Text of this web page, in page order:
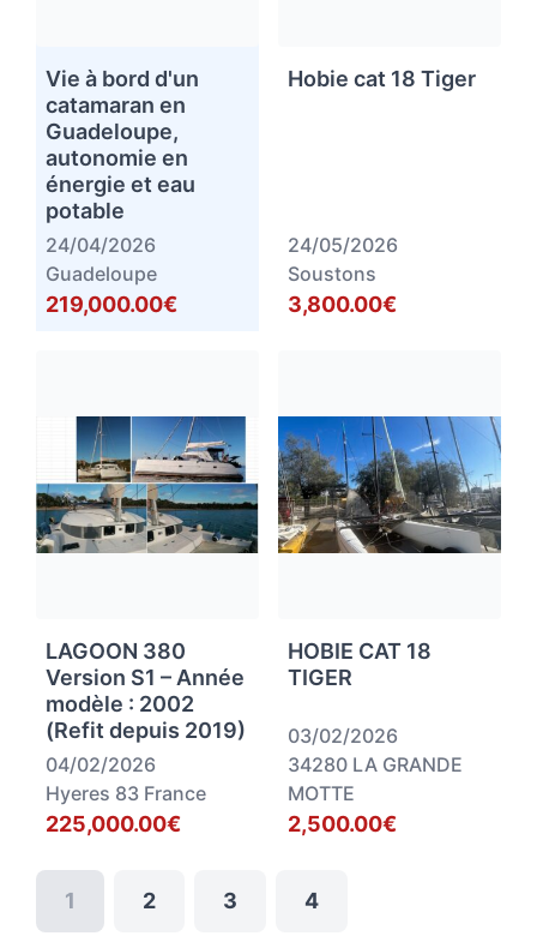
Vie à bord d'un
catamaran en
Guadeloupe,
autonomie en
énergie et eau
potable
24/04/2026
Guadeloupe
219,000.00€
Hobie cat 18 Tiger
24/05/2026
Soustons
3,800.00€
LAGOON 380
Version S1 – Année
modèle : 2002
(Refit depuis 2019)
04/02/2026
Hyeres 83 France
225,000.00€
HOBIE CAT 18
TIGER
03/02/2026
34280 LA GRANDE
MOTTE
2,500.00€
1 2 3 4